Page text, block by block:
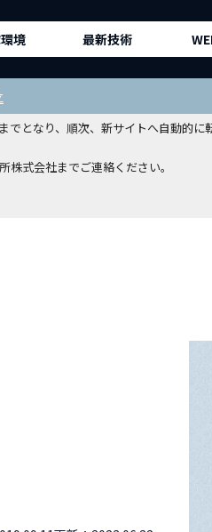
となり、順次、新サイトへ自動的
式会社までご連絡ください。
境 最新技術